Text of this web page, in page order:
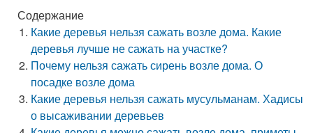
Содержание
Какие деревья нельзя сажать возле дома. Какие
деревья лучше не сажать на участке?
Почему нельзя сажать сирень возле дома. О
посадке возле дома
Какие деревья нельзя сажать мусульманам. Хадисы
о высаживании деревьев